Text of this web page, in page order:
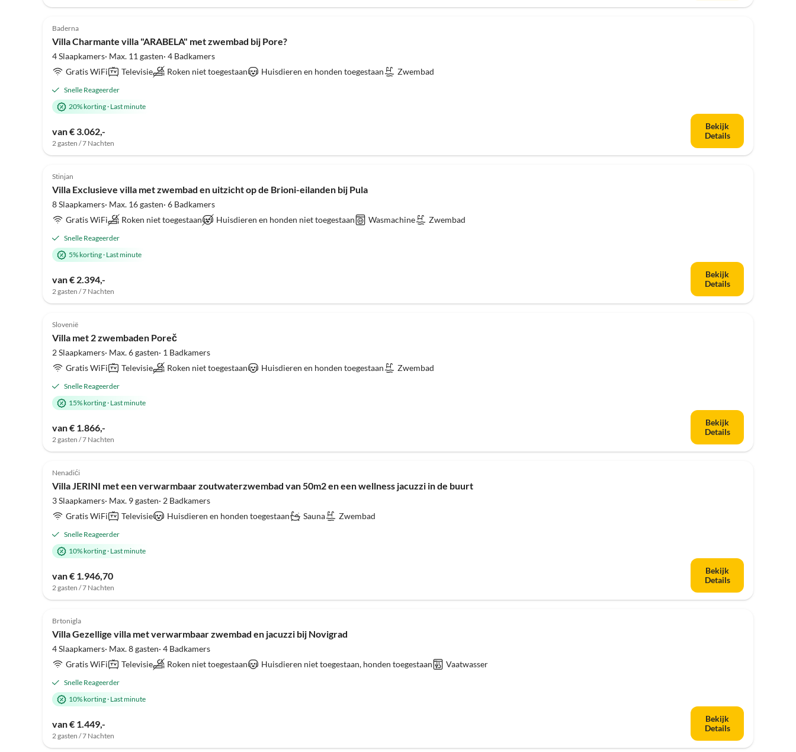
Baderna
Villa Charmante villa "ARABELA" met zwembad bij Pore?
4 Slaapkamers· Max. 11 gasten· 4 Badkamers
Gratis WiFi
Televisie Roken niet toegestaan Huisdieren en honden toegestaan Zwembad
Snelle Reageerder
20% korting· Last minute
van € 3.062,-
2 gasten / 7 Nachten
Bekijk
Details
Stinjan
Villa Exclusieve villa met zwembad en uitzicht op de Brioni-eilanden bij Pula
8 Slaapkamers· Max. 16 gasten· 6 Badkamers
Gratis WiFi
Roken niet toegestaan Huisdieren en honden niet toegestaan Wasmachine Zwembad
Snelle Reageerder
5% korting· Last minute
van € 2.394,-
2 gasten / 7 Nachten
Bekijk
Details
Slovenië
Villa met 2 zwembaden Poreč
2 Slaapkamers· Max. 6 gasten· 1 Badkamers
Gratis WiFi
Televisie Roken niet toegestaan Huisdieren en honden toegestaan Zwembad
Snelle Reageerder
15% korting· Last minute
van € 1.866,-
2 gasten / 7 Nachten
Bekijk
Details
Nenadići
Villa JERINI met een verwarmbaar zoutwaterzwembad van 50m2 en een wellness jacuzzi in de buurt
3 Slaapkamers· Max. 9 gasten· 2 Badkamers
Gratis WiFi
Televisie Huisdieren en honden toegestaan Sauna Zwembad
Snelle Reageerder
10% korting· Last minute
van € 1.946,70
2 gasten / 7 Nachten
Bekijk
Details
Brtonigla
Villa Gezellige villa met verwarmbaar zwembad en jacuzzi bij Novigrad
4 Slaapkamers· Max. 8 gasten· 4 Badkamers
Gratis WiFi
Televisie Roken niet toegestaan Huisdieren niet toegestaan, honden toegestaan Vaatwasser
Snelle Reageerder
10% korting· Last minute
van € 1.449,-
2 gasten / 7 Nachten
Bekijk
Details